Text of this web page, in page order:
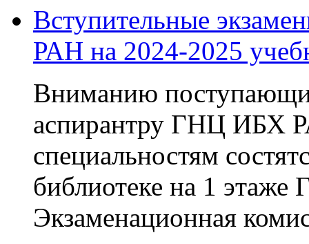
Вступительные
РАН на 2024-2025
Вниманию
аспирантру ГНЦ ИБХ
специальностям
библиотеке на 1
Экзаменационная